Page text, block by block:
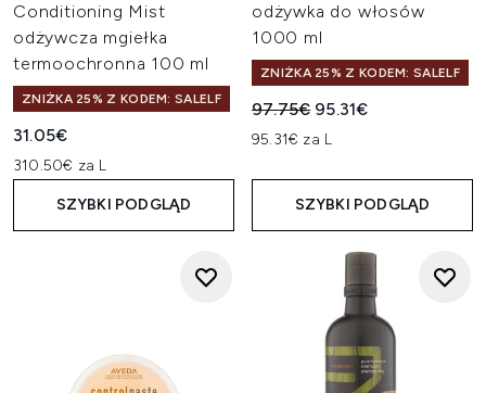
Conditioning Mist
odżywcza mgiełka
termoochronna 100 ml
ZNIŻKA 25% Z KODEM: SALELF
31.05€
310.50€ za L
SZYBKI PODGLĄD
odżywka do włosów
1000 ml
ZNIŻKA 25% Z KODEM: SALELF
Sugerowana cena
97.75€ Aktualna cena:
95.31€
95.31€ za L
SZYBKI PODGLĄD